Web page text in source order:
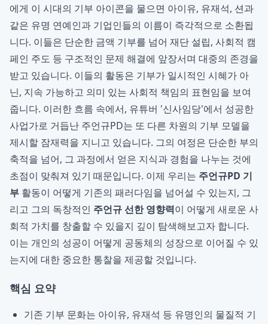
에게 이 시대의 기부 아이콘을 물으면 아이유, 유재석, 션과
같은 유명 연예인과 기업인들의 이름이 즉각적으로 소환됩
니다. 이들은 단순한 금액 기부를 넘어 재단 설립, 사회적 캠
페인 주도 등 구조적인 문제 해결에 앞장서며 대중의 존경을
받고 있습니다. 이들의 활동은 기부가 일시적인 시혜가 아
닌, 지속 가능하고 의미 있는 사회적 책임의 표현임을 보여
줍니다. 이러한 흐름 속에서, 유튜버 '신사임당'에서 성공한
사업가로 거듭난 주언규PD는 또 다른 차원의 기부 모델을
제시할 잠재력을 지니고 있습니다. 그의 여정은 단순한 부의
축적을 넘어, 그 과정에서 얻은 지식과 경험을 나누는 것에
초점이 맞춰져 있기 때문입니다. 이제 우리는 주언규PD 기
부 활동이 어떻게 기존의 패러다임을 넘어설 수 있는지, 그
리고 그의 독창적인 주언규 선한 영향력이 어떻게 새로운 사
회적 가치를 창출할 수 있을지 깊이 탐색해보고자 합니다.
이는 개인의 성공이 어떻게 공동체의 성장으로 이어질 수 있
는지에 대한 중요한 통찰을 제공할 것입니다.
핵심 요약
기존 기부 문화는 아이유, 유재석 등 유명인의 물질적 기